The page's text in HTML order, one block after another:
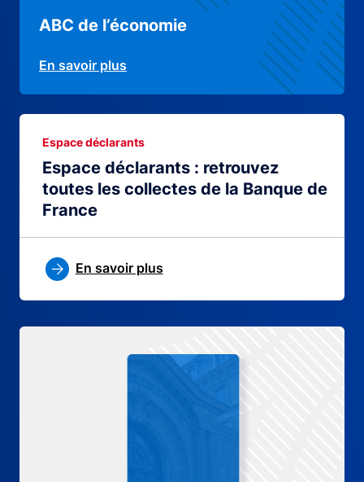
ABC de l’économie
En savoir plus
Espace déclarants : retrouvez
toutes les collectes de la Banque de
France
Espace déclarants
En savoir plus